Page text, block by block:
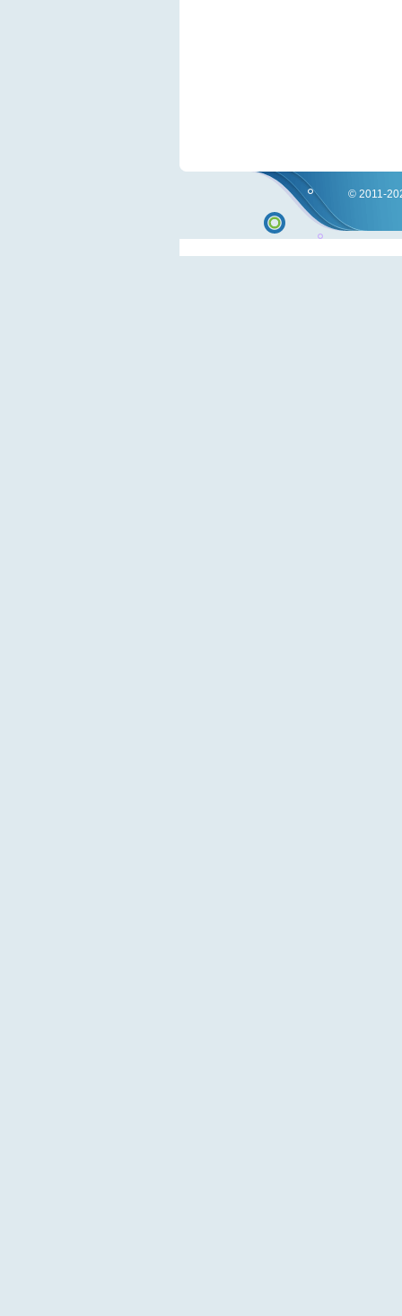
© 2011-